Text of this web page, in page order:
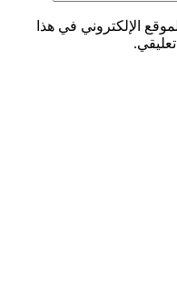
الإلكتروني في هذا